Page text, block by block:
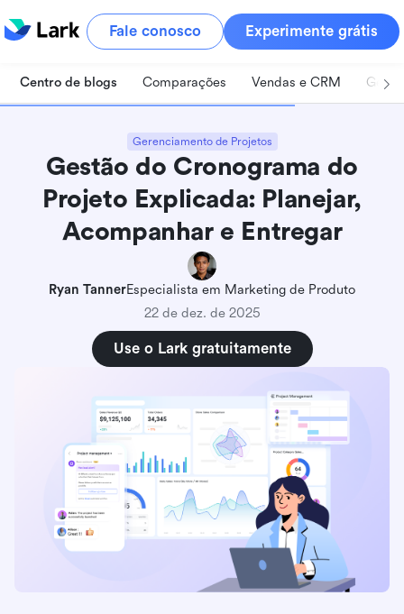
Fale conosco Experimente grátis
Centro de blogs Comparações Vendas e CRM
Gerenciamento de Projetos
Gestão do Cronograma do
Projeto Explicada: Planejar,
Acompanhar e Entregar
Ryan TannerEspecialista em Marketing de Produto
22 de dez. de 2025
Use o Lark gratuitamente